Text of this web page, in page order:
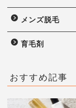
メンズ脱毛
育毛剤
おすすめ記事